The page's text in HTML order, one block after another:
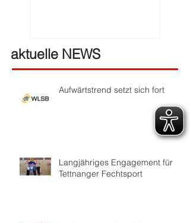
aktuelle NEWS
Aufwärtstrend setzt sich fort
Langjähriges Engagement für
Tettnanger Fechtsport